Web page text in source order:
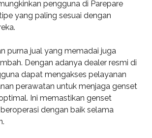
pengguna di Parepare
yang paling sesuai dengan
purna jual yang memadai juga
Dengan adanya dealer resmi di
dapat mengakses pelayanan
perawatan untuk menjaga genset
Ini memastikan genset
dengan baik selama